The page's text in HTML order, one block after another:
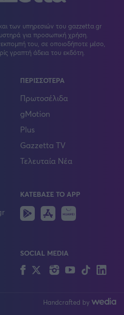
των υπηρεσιών του gazzetta.gr
για προσωπική χρήση.
του, σε οποιοδήποτε μέσο,
γραπτή άδεια του εκδότη.
ΠΕΡΙΣΣΟΤΕΡΑ
Πρωτοσέλιδα
gMotion
Plus
Gazzetta TV
Τελευταία Νέα
ΚΑΤΕΒΑΣΕ ΤΟ APP
Android
IOS
SOCIAL MEDIA
FacebookTwitterInstagram
YouTubeTikTok
Handcrafted by